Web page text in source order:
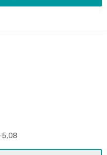
5,08